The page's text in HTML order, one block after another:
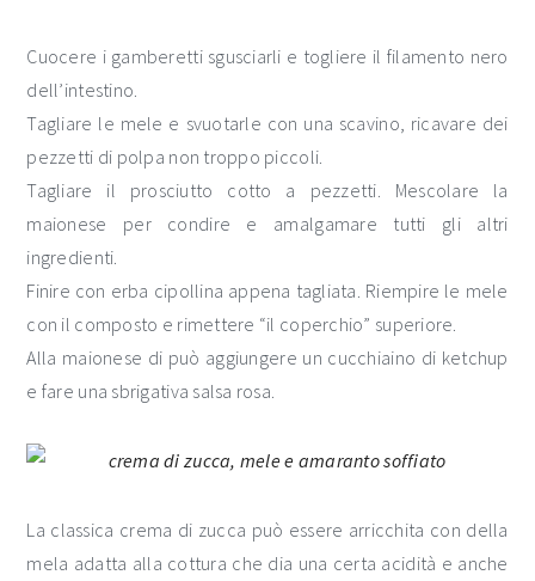
Cuocere i gamberetti sgusciarli e togliere il filamento nero
dell’intestino.
Tagliare le mele e svuotarle con una scavino, ricavare dei
pezzetti di polpa non troppo piccoli.
Tagliare il prosciutto cotto a pezzetti. Mescolare la
maionese per condire e amalgamare tutti gli altri
ingredienti.
Finire con erba cipollina appena tagliata. Riempire le mele
con il composto e rimettere “il coperchio” superiore.
Alla maionese di può aggiungere un cucchiaino di ketchup
e fare una sbrigativa salsa rosa.
La classica crema di zucca può essere arricchita con della
mela adatta alla cottura che dia una certa acidità e anche